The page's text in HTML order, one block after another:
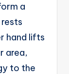
a
hand lifts
area,
to the